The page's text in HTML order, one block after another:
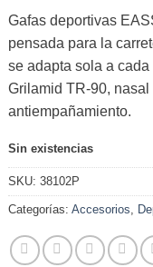
Gafas deportivas
pensada para la
se adapta sola a
Grilamid TR-90,
antiempañamiento.
Sin existencias
SKU: 38102P
Categorías: Accesorios,